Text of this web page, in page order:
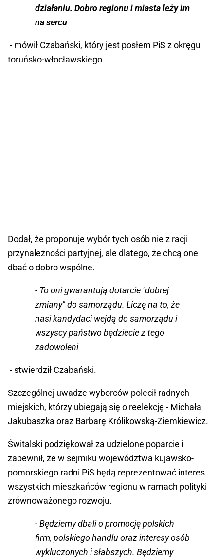
działaniu. Dobro regionu i miasta leży im
na sercu
- mówił Czabański, który jest posłem PiS z okręgu
toruńsko-włocławskiego.
Dodał, że proponuje wybór tych osób nie z racji
przynależności partyjnej, ale dlatego, że chcą one
dbać o dobro wspólne.
- To oni gwarantują dotarcie "dobrej
zmiany" do samorządu. Liczę na to, że
nasi kandydaci wejdą do samorządu i
wszyscy państwo będziecie z tego
zadowoleni
- stwierdził Czabański.
Szczególnej uwadze wyborców polecił radnych
miejskich, którzy ubiegają się o reelekcję - Michała
Jakubaszka oraz Barbarę Królikowską-Ziemkiewicz.
Świtalski podziękował za udzielone poparcie i
zapewnił, że w sejmiku województwa kujawsko-
pomorskiego radni PiS będą reprezentować interes
wszystkich mieszkańców regionu w ramach polityki
zrównoważonego rozwoju.
- Będziemy dbali o promocję polskich
firm, polskiego handlu oraz interesy osób
wykluczonych i słabszych. Będziemy